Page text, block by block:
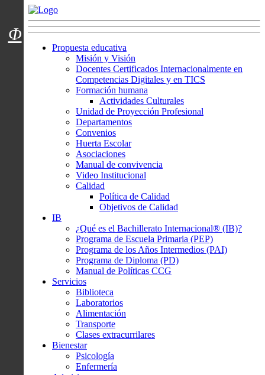
Menú usuarios
Propuesta educativa
Misión y Visión
Docentes Certificados Internacionalmente en
Competencias Digitales y en TICS
Formación humana
Actividades Culturales
Unidad de Proyección Profesional
Departamentos
Convenios
Huerta Escolar
Asociaciones
Manual de convivencia
Video Institucional
Calidad
Política de Calidad
Objetivos de Calidad
IB
¿Qué es el Bachillerato Internacional® (IB)?
Programa de Escuela Primaria (PEP)
Programa de los Años Intermedios (PAI)
Programa de Diploma (PD)
Manual de Políticas CCG
Servicios
Biblioteca
Laboratorios
Alimentación
Transporte
Clases extracurrilares
Bienestar
Psicología
Enfermería
Φ